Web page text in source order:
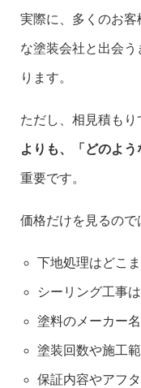
実際に、多くのお客
な塗装会社と出会
ります。
ただし、相見積もり
よりも、「どのよう
重要です。
価格だけを見るので
下地処理はどこ
シーリング工事
塗料のメーカー
塗装回数や施工
保証内容やアフ